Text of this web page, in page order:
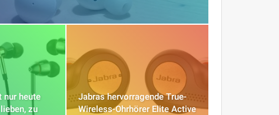
nur heute
zu
Jabras hervorragende True-
Wireless-Ohrhörer Elite Active